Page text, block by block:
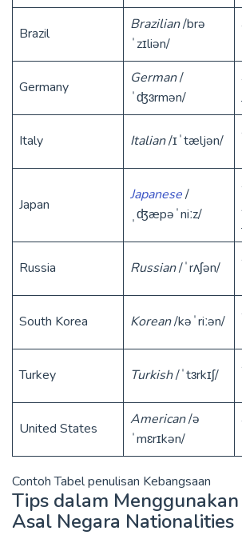
Brazil
Brazilian/brə
ˈzɪliən/
Germany
German/
ˈʤɜrmən/
Italy Italian/ɪˈtæljən/
Japan
Japanese/
ˌʤæpəˈniːz/
Russia Russian/ˈrʌʃən/
South Korea Korean/kəˈriːən/
Turkey Turkish/ˈtɜrkɪʃ/
United States
American/ə
ˈmɛrɪkən/
Contoh Tabel penulisan Kebangsaan
Tips dalam
Asal Negara Nationalities